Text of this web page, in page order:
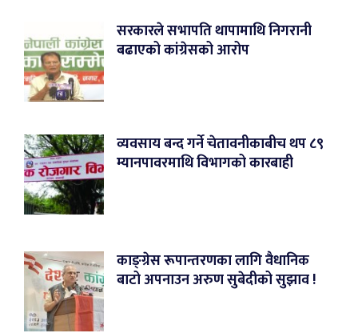
सरकारले सभापति थापामाथि निगरानी
बढाएको कांग्रेसको आरोप
व्यवसाय बन्द गर्ने चेतावनीकाबीच थप ८९
म्यानपावरमाथि विभागको कारबाही
काङ्ग्रेस रूपान्तरणका लागि वैधानिक
बाटो अपनाउन अरुण सुबेदीको सुझाव !